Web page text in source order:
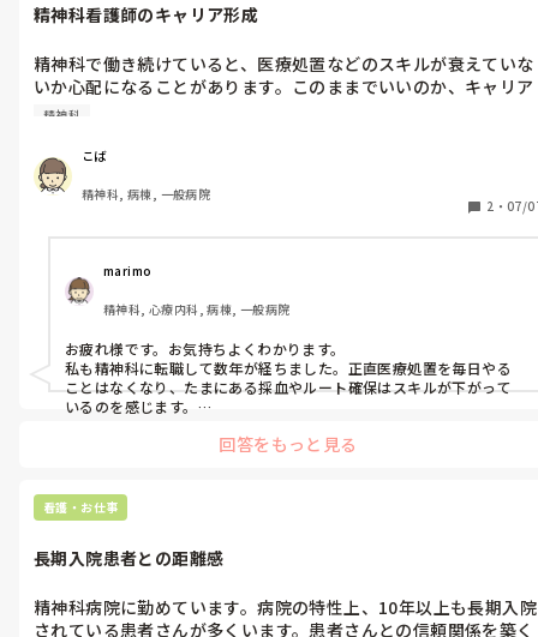
精神科看護師のキャリア形成
精神科で働き続けていると、医療処置などのスキルが衰えていな
いか心配になることがあります。このままでいいのか、キャリア
をどう広げていけばいいのか迷っています。みなさんは、精神科
か？
精神科
こば
精神科, 病棟, 一般病院
2 ・ 07/
marimo
精神科, 心療内科, 病棟, 一般病院
お疲れ様です。お気持ちよくわかります。
私も精神科に転職して数年が経ちました。正直医療処置を毎日やる
ことはなくなり、たまにある採血やルート確保はスキルが下がって
いるのを感じます。
見学したりしています。
得については、気になったら都度本を借りたり、精神科専門看護師
や先輩に相談したりしています！
回答をもっと見る
看護・お仕事
長期入院患者との距離感
精神科病院に勤めています。病院の特性上、10年以上も長期入院
されている患者さんが多くいます。患者さんとの信頼関係を築く